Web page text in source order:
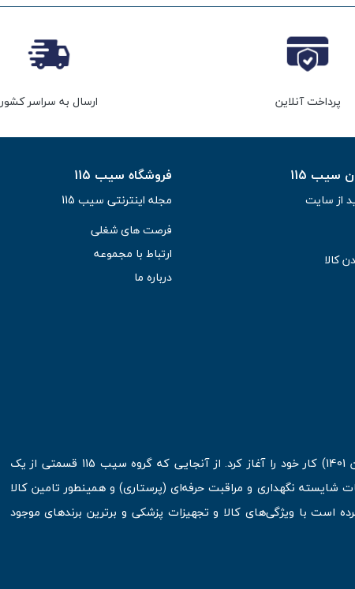
پرداخت آنلاین ارسال به سراسر کشور
115
از سایت
کالا
فروشگاه سیب 115
مجله اینترنتی سیب 115
فرصت های شغلی
ارتباط با مجموعه
درباره ما
فروشگاه اینترنتی سیب 115 در اولین روزهای شروع قرن جدید ( فروردین 1401) کار خود را آغاز کرد. از آنجایی که گروه سیب 115 قسمتی از یک
نگهداری و مراقبت حرفه‌ای (پرستاری) و همینطور تامین کالا
با ویژگی‌های کالا و تجهیزات پزشکی و برترین برندهای موجود